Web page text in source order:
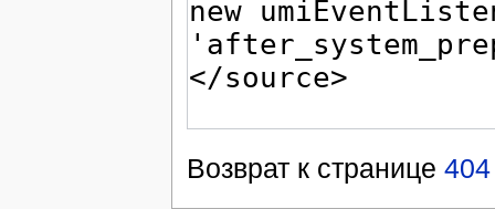
Возврат к странице